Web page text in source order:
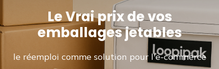
Le Vrai prix de vos
emballages jetables
le réemploi comme solution pour l'e-commerce